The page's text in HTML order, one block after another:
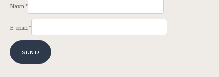
Navn*
E-mail*